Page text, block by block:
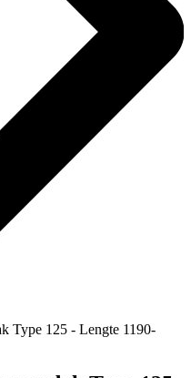
Type 125 - Lengte 1190-